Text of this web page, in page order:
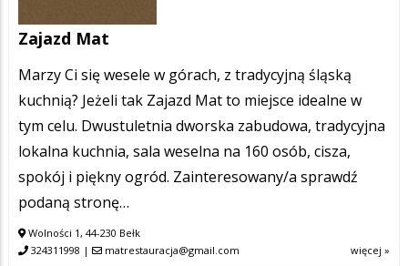
Zajazd Mat
Marzy Ci się wesele w górach, z tradycyjną śląską
kuchnią? Jeżeli tak Zajazd Mat to miejsce idealne w
tym celu. Dwustuletnia dworska zabudowa, tradycyjna
lokalna kuchnia, sala weselna na 160 osób, cisza,
spokój i piękny ogród. Zainteresowany/a sprawdź
podaną stronę…
Wolności 1, 44-230 Bełk
324311998 | matrestauracja@gmail.com więcej »